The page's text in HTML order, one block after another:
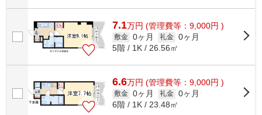
7.1万円 (管理費等：9,000円 )
敷金 0ヶ月 礼金 0ヶ月
5階 / 1K / 26.56㎡
6.6万円 (管理費等：9,000円 )
敷金 0ヶ月 礼金 0ヶ月
6階 / 1K / 23.48㎡